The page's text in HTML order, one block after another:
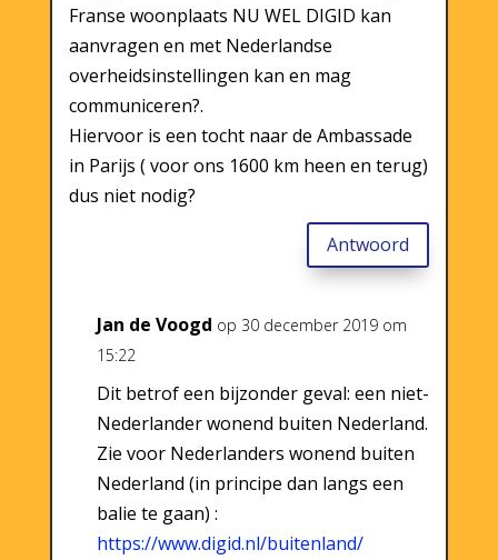
Franse woonplaats NU WEL DIGID kan
aanvragen en met Nederlandse
overheidsinstellingen kan en mag
communiceren?.
Hiervoor is een tocht naar de Ambassade
in Parijs ( voor ons 1600 km heen en terug)
dus niet nodig?
Antwoord
Jan de Voogd op 30 december 2019 om
15:22
Dit betrof een bijzonder geval: een niet-
Nederlander wonend buiten Nederland.
Zie voor Nederlanders wonend buiten
Nederland (in principe dan langs een
balie te gaan) :
https://www.digid.nl/buitenland/